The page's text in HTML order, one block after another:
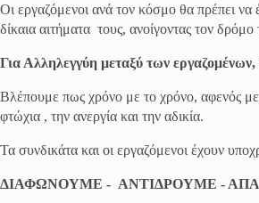
Οι εργαζόμενοι ανά τον κόσμο θα πρέπει
δίκαια αιτήματα τους, ανοίγοντας τον δρόμο
Για Αλληλεγγύη μεταξύ των
Βλέπουμε πως χρόνο με το χρόνο, αφενός
φτώχια , την ανεργία και την αδικία.
Τα συνδικάτα και οι εργαζόμενοι έχουν
ΔΙΑΦΩΝΟΥΜΕ - ΑΝΤΙΔΡΟΥΜΕ -